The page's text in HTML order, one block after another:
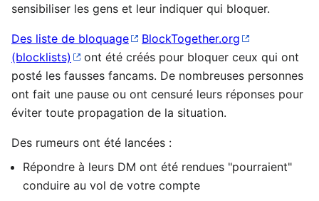
sensibiliser les gens et leur indiquer qui bloquer.
Des liste de bloquage
BlockTogether.org
(blocklists)
ont été créés pour bloquer ceux qui ont
posté les fausses fancams. De nombreuses personnes
ont fait une pause ou ont censuré leurs réponses pour
éviter toute propagation de la situation.
Des rumeurs ont été lancées :
Répondre à leurs DM ont été rendues "pourraient"
conduire au vol de votre compte